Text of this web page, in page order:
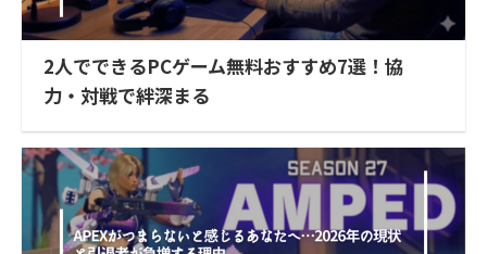
2人でできるPCゲーム無料おすすめ7選！協
力・対戦で絆深まる